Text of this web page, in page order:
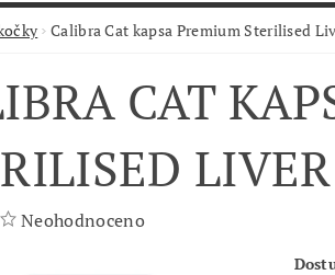
Calibra Cat kapsa Premium Sterilised
CAT
Neohodnoceno